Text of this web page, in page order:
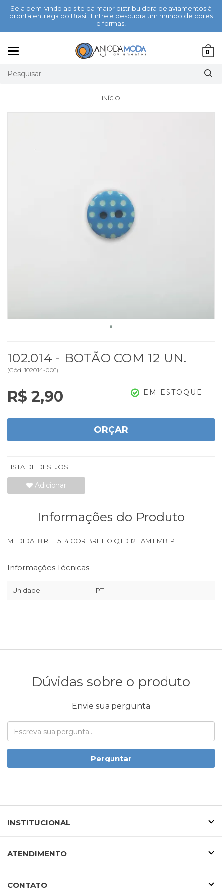
Seja bem-vindo ao site da maior distribuidora de aviamentos à
pronta entrega do Brasil. Entre e descubra um mundo de cores
e formas!
0
INÍCIO
102.014 - BOTÃO COM 12 UN.
(Cód. 102014-000)
R$ 2,90 EM ESTOQUE
ORÇAR
LISTA DE DESEJOS
Adicionar
Informações do Produto
MEDIDA 18 REF 5114 COR BRILHO QTD 12 TAM.EMB. P
Informações Técnicas
Unidade PT
Dúvidas sobre o produto
Envie sua pergunta
Perguntar
INSTITUCIONAL
ATENDIMENTO
CONTATO